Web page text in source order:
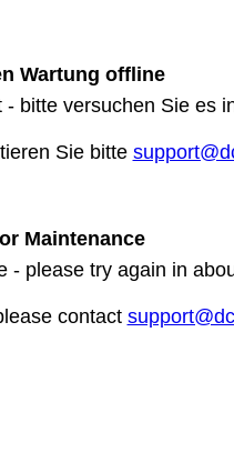
Wartung offline
bitte versuchen Sie es
Sie bitte
Maintenance
- please try again in
contact